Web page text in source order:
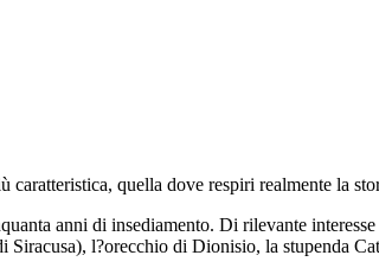
quella dove respiri realmente la
anni di insediamento. Di rilevante
l?orecchio di Dionisio, la stupenda